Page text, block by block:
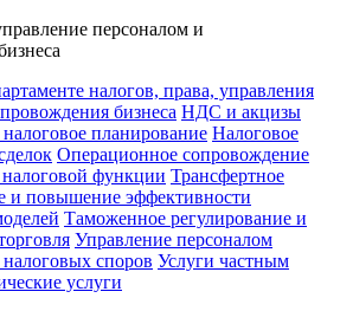
персоналом и
налогов, права, управления
бизнеса НДС и акцизы
планирование Налоговое
Операционное сопровождение
налоговой функции Трансфертное
и повышение эффективности
Таможенное регулирование и
Управление персоналом
споров Услуги частным
услуги